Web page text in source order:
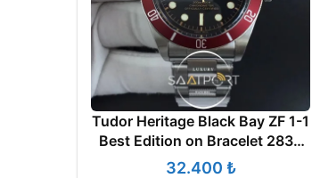
Tudor Heritage Black Bay ZF 1-1
Best Edition on Bracelet 2836
V5 SUPER CLON
₺